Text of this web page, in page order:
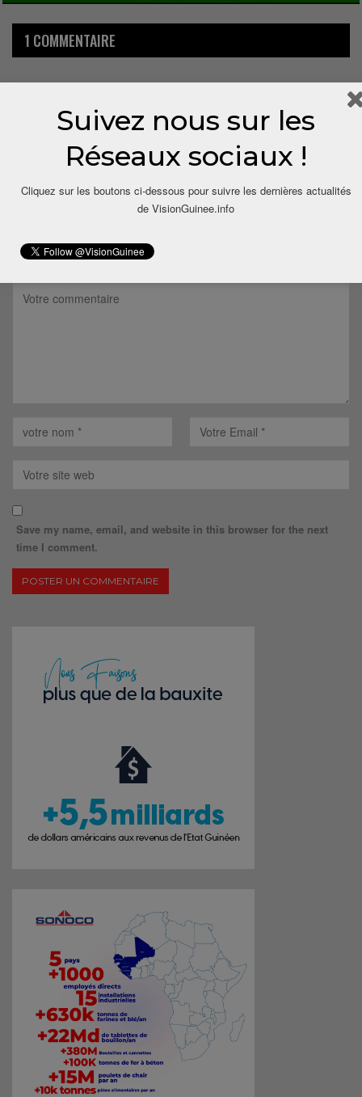
1 COMMENTAIRE
10 mois depuis
C’est la peur que vous avez dans le ventre, mais tout
Répondre
LAISSER UN COMMENTAIRE
Votre adresse email ne sera pas publiée.
Save my name, email, and website in this browser for the next
time I comment.
Suivez nous sur les
Réseaux sociaux !
Cliquez sur les boutons ci-dessous pour suivre les dernières actualités
de VisionGuinee.info